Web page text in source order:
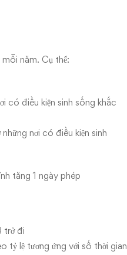
năm. Cụ thể:
có điều kiện sinh sống khắc
nơi có điều kiện sinh
tăng 1 ngày phép
trở đi
tỷ lệ tương ứng với số thời gian